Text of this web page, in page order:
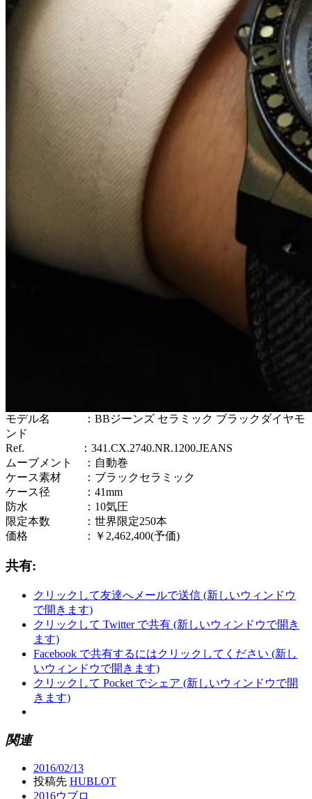
モデル名 ：BBジーンズ セラミック ブラックダイヤモ
ンド
Ref. ：341.CX.2740.NR.1200.JEANS
ムーブメント ：自動巻
ケース素材 ：ブラックセラミック
ケース径 ：41mm
防水 ：10気圧
限定本数 ：世界限定250本
価格 ：￥2,462,400(予価)
共有:
クリックして友達へメールで送信 (新しいウィンドウ
で開きます)
クリックして Twitter で共有 (新しいウィンドウで開き
ます)
Facebook で共有するにはクリックしてください (新し
いウィンドウで開きます)
クリックして Pocket でシェア (新しいウィンドウで開
きます)
関連
2016/02/13
投稿先 HUBLOT
2016ウブロ